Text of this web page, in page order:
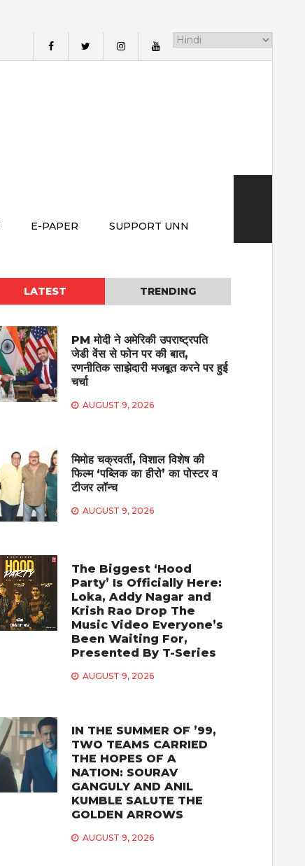
E-PAPER SUPPORT UNN
LATEST TRENDING
PM मोदी ने अमेरिकी उपराष्ट्रपति
जेडी वेंस से फोन पर की बात,
रणनीतिक साझेदारी मजबूत करने पर हुई
चर्चा
AUGUST 9, 2026
मिमोह चक्रवर्ती, विशाल विशेष की
फिल्म ‘पब्लिक का हीरो’ का पोस्टर व
टीजर लॉन्च
AUGUST 9, 2026
The Biggest ‘Hood
Party’ Is Officially Here:
Loka, Addy Nagar and
Krish Rao Drop The
Music Video Everyone’s
Been Waiting For,
Presented By T-Series
AUGUST 9, 2026
IN THE SUMMER OF ’99,
TWO TEAMS CARRIED
THE HOPES OF A
NATION: SOURAV
GANGULY AND ANIL
KUMBLE SALUTE THE
GOLDEN ARROWS
AUGUST 9, 2026